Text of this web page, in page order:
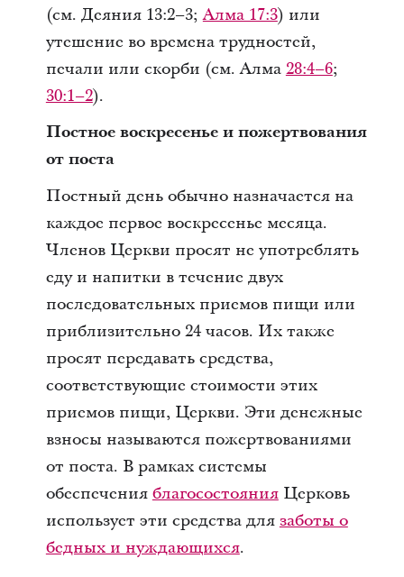
(см. Деяния 13:2–3;Алма 17:3) или
утешение во времена трудностей,
печали или скорби (см. Алма 28:4–6;
30:1–2).
Постное воскресенье и пожертвования
от поста
Постный день обычно назначается на
каждое первое воскресенье месяца.
Членов Церкви просят не употреблять
еду и напитки в течение двух
последовательных приемов пищи или
приблизительно 24 часов. Их также
просят передавать средства,
соответствующие стоимости этих
приемов пищи, Церкви. Эти денежные
взносы называются пожертвованиями
от поста. В рамках системы
обеспечения благосостоянияЦерковь
использует эти средства для заботы о
бедных и нуждающихся.